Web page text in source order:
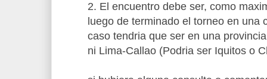
2. El encuentro debe ser, como
luego de terminado el torneo en una
caso tendria que ser en una
ni Lima-Callao (Podria ser Iquitos o